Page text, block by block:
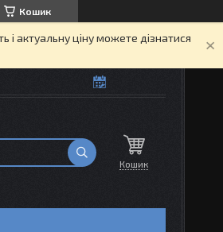
Кошик
і актуальну ціну можете дізнатися
Кошик